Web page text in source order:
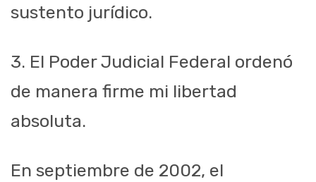
sustento jurídico.
3. El Poder Judicial Federal ordenó
de manera firme mi libertad
absoluta.
En septiembre de 2002, el